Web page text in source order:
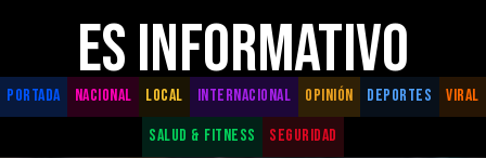
ES INFORMATIVO
PORTADA NACIONAL LOCAL INTERNACIONAL OPINIÓN DEPORTES
VIRAL
SALUD & FITNESS
SEGURIDAD